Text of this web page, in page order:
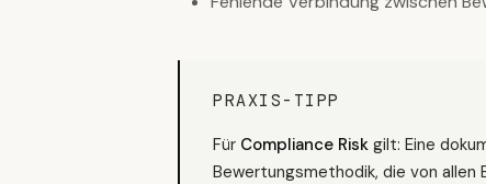
PRAXIS-TIPP
Für Compliance Risk gilt: Eine
Bewertungsmethodik, die von